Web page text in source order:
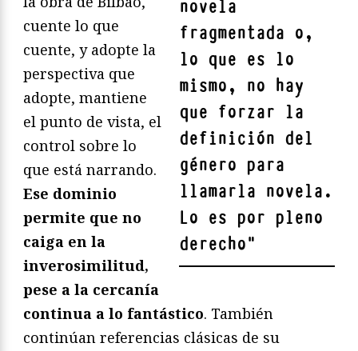
novela
fragmentada o,
lo que es lo
mismo, no hay
que forzar la
definición del
género para
llamarla novela.
Lo es por pleno
derecho"
cuente lo que
cuente, y adopte la
perspectiva que
adopte, mantiene
el punto de vista, el
control sobre lo
que está narrando.
Ese dominio
permite que no
caiga en la
inverosimilitud,
pese a la cercanía
continua a lo fantástico. También
continúan referencias clásicas de su